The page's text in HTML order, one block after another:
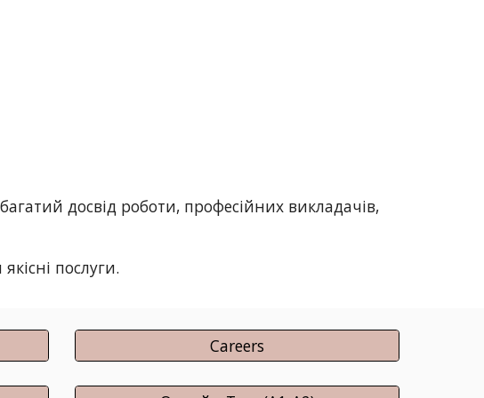
досвід роботи, професійних викладачів,
послуги.
Careers